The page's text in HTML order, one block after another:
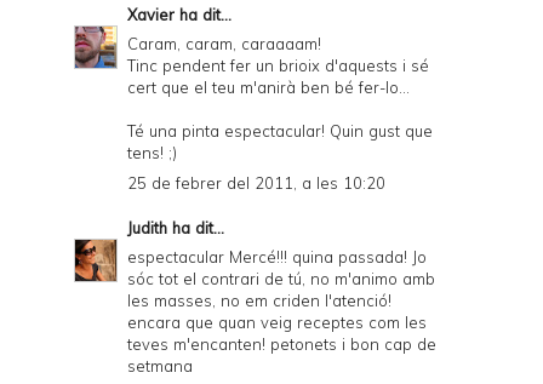
Xavier ha dit...
Caram, caram, caraaaam!
Tinc pendent fer un brioix d'aquests i sé
cert que el teu m'anirà ben bé fer-lo...
Té una pinta espectacular! Quin gust que
tens! ;)
25 de febrer del 2011, a les 10:20
Judith ha dit...
espectacular Mercé!!! quina passada! Jo
sóc tot el contrari de tú, no m'animo amb
les masses, no em criden l'atenció!
encara que quan veig receptes com les
teves m'encanten! petonets i bon cap de
setmana